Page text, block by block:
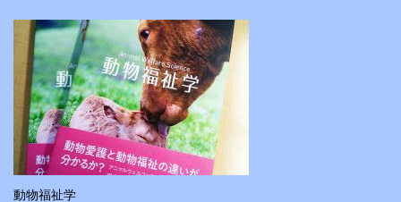
動物福祉学